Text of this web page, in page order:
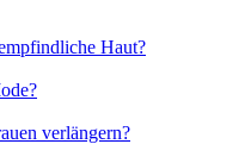
Haut?
verlängern?